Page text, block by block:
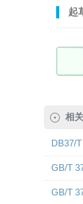
起
相
DB37/
GB/T
GB/T